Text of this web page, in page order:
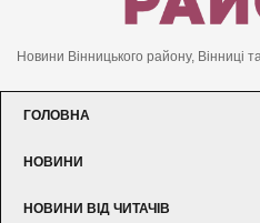
Новини Вінницького району, Вінниці
ГОЛОВНА
НОВИНИ
НОВИНИ ВІД ЧИТАЧІВ